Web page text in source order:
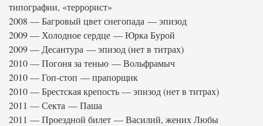
типографии, «террорист»
2008 — Багровый цвет снегопада — эпизод
2009 — Холодное сердце — Юрка Бурой
2009 — Десантура — эпизод (нет в титрах)
2010 — Погоня за тенью — Вольфрамыч
2010 — Гоп-стоп — прапорщик
2010 — Брестская крепость — эпизод (нет в титрах)
2011 — Секта — Паша
2011 — Проездной билет — Василий, жених Любы